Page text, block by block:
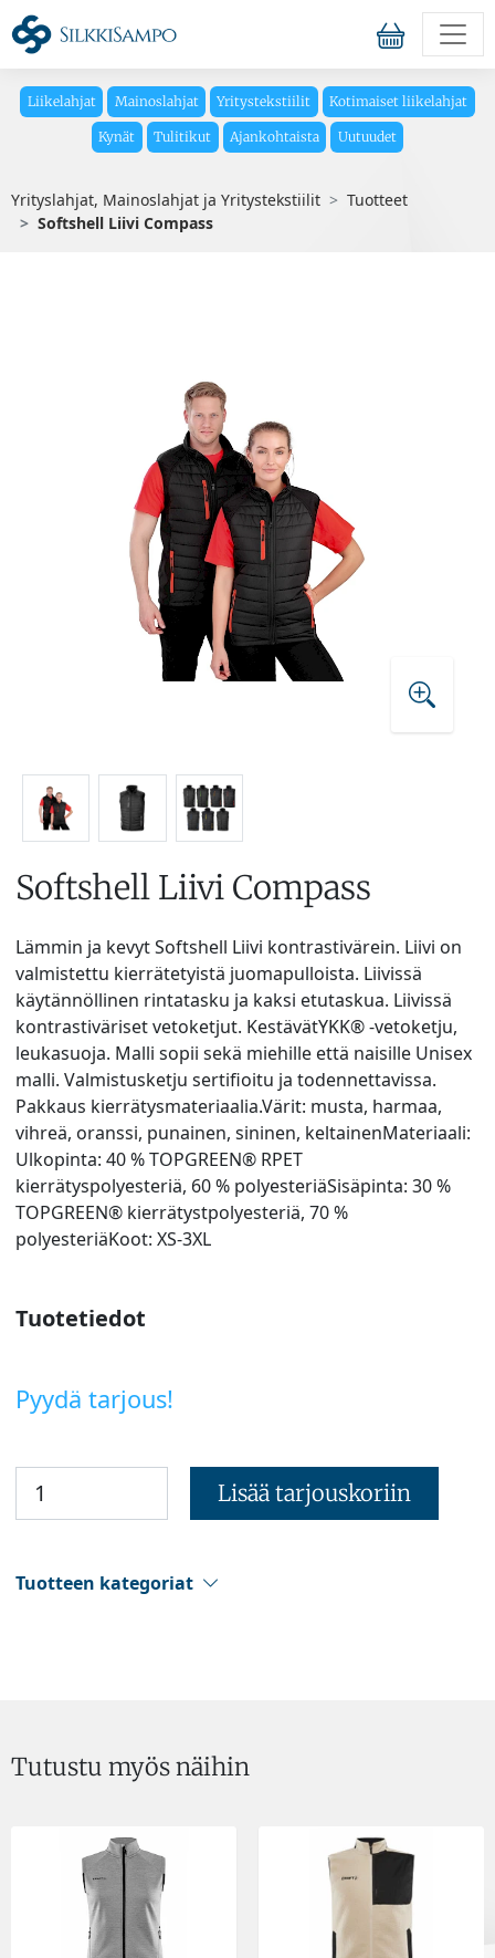
Liikelahjat Mainoslahjat Yritystekstiilit Kotimaiset liikelahjat
Kynät Tulitikut Ajankohtaista Uutuudet
Yrityslahjat, Mainoslahjat ja Yritystekstiilit
Tuotteet
Softshell Liivi Compass
Softshell Liivi Compass
Lämmin ja kevyt Softshell Liivi kontrastivärein. Liivi on
valmistettu kierrätetyistä juomapulloista. Liivissä
käytännöllinen rintatasku ja kaksi etutaskua. Liivissä
kontrastiväriset vetoketjut. KestävätYKK® -vetoketju,
leukasuoja. Malli sopii sekä miehille että naisille Unisex
malli. Valmistusketju sertifioitu ja todennettavissa.
Pakkaus kierrätysmateriaalia.Värit: musta, harmaa,
vihreä, oranssi, punainen, sininen, keltainenMateriaali:
Ulkopinta: 40 % TOPGREEN® RPET
kierrätyspolyesteriä, 60 % polyesteriäSisäpinta: 30 %
TOPGREEN® kierrätystpolyesteriä, 70 %
polyesteriäKoot: XS-3XL
Tuotetiedot
Pyydä tarjous!
Lisää tarjouskoriin
Tuotteen kategoriat
Tutustu myös näihin